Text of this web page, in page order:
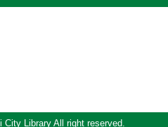
Library All right reserved.